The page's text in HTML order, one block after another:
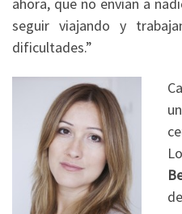
ahora, que no envían a
seguir viajando y
dificultades.”
de